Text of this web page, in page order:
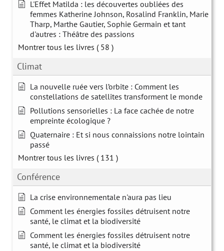
L'Effet Matilda : les découvertes oubliées des
femmes Katherine Johnson, Rosalind Franklin, Marie
Tharp, Marthe Gautier, Sophie Germain et tant
d'autres : Théâtre des passions
Montrer tous les livres ( 58 )
Climat
La nouvelle ruée vers l’orbite : Comment les
constellations de satellites transforment le monde
Pollutions sensorielles : La face cachée de notre
empreinte écologique ?
Quaternaire : Et si nous connaissions notre lointain
passé
Montrer tous les livres ( 131 )
Conférence
La crise environnementale n'aura pas lieu
Comment les énergies fossiles détruisent notre
santé, le climat et la biodiversité
Comment les énergies fossiles détruisent notre
santé, le climat et la biodiversité